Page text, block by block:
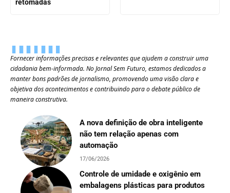
retomadas
Fornecer informações precisas e relevantes que ajudem a construir uma
cidadania bem-informada. No Jornal Sem Futuro, estamos dedicados a
manter bons padrões de jornalismo, promovendo uma visão clara e
objetiva dos acontecimentos e contribuindo para o debate público de
maneira construtiva.
A nova definição de obra inteligente
não tem relação apenas com
automação
17/06/2026
Controle de umidade e oxigênio em
embalagens plásticas para produtos